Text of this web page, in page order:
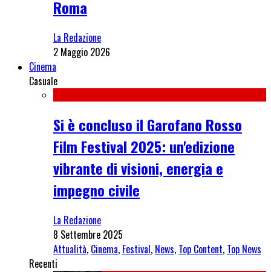
Roma
La Redazione
2 Maggio 2026
Cinema
Casuale
Si è concluso il Garofano Rosso
Film Festival 2025: un'edizione
vibrante di visioni, energia e
impegno civile
La Redazione
8 Settembre 2025
Attualità, Cinema, Festival, News, Top Content, Top News
Recenti